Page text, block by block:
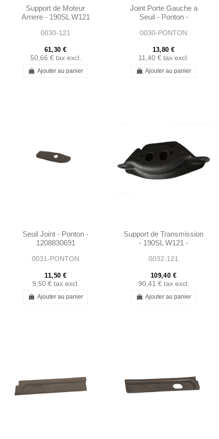
Support de Moteur
Arriere - 190SL W121
1202230412
0030-121
61,30 €
50,66 € tax excl.
Ajouter au panier
Joint Porte Gauche a
Seuil - Ponton -
0030-PONTON
13,80 €
11,40 € tax excl.
Ajouter au panier
Seuil Joint - Ponton -
1208830691
0031-PONTON
11,50 €
9,50 € tax excl.
Ajouter au panier
Support de Transmission
- 190SL W121 -
0032-121
109,40 €
90,41 € tax excl.
Ajouter au panier